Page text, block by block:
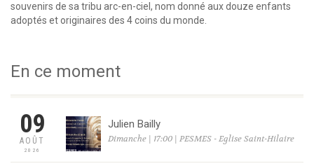
souvenirs de sa tribu arc-en-ciel, nom donné aux douze enfants
adoptés et originaires des 4 coins du monde.
En ce moment
09
AOÛT
2026
Julien Bailly
Dimanche | 17:00 | PESMES - Eglise Saint-Hilaire